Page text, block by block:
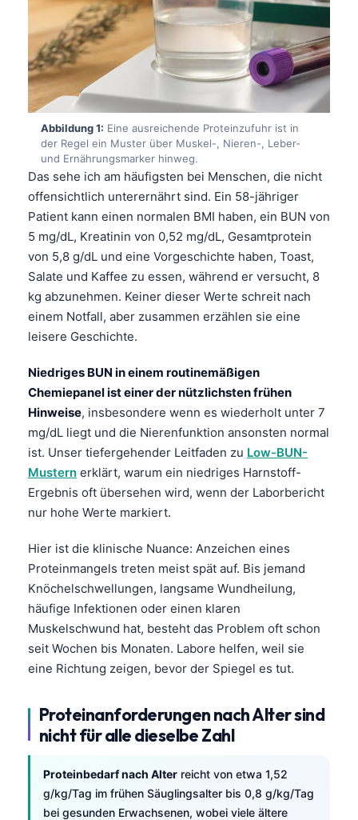
Abbildung 1: Eine ausreichende Proteinzufuhr ist in
der Regel ein Muster über Muskel-, Nieren-, Leber-
und Ernährungsmarker hinweg.
Das sehe ich am häufigsten bei Menschen, die nicht
offensichtlich unterernährt sind. Ein 58-jähriger
Patient kann einen normalen BMI haben, ein BUN von
5 mg/dL, Kreatinin von 0,52 mg/dL, Gesamtprotein
von 5,8 g/dL und eine Vorgeschichte haben, Toast,
Salate und Kaffee zu essen, während er versucht, 8
kg abzunehmen. Keiner dieser Werte schreit nach
einem Notfall, aber zusammen erzählen sie eine
leisere Geschichte.
Niedriges BUN in einem routinemäßigen
Chemiepanel ist einer der nützlichsten frühen
Hinweise, insbesondere wenn es wiederholt unter 7
mg/dL liegt und die Nierenfunktion ansonsten normal
ist. Unser tiefergehender Leitfaden zu Low-BUN-
Mustern erklärt, warum ein niedriges Harnstoff-
Ergebnis oft übersehen wird, wenn der Laborbericht
nur hohe Werte markiert.
Hier ist die klinische Nuance: Anzeichen eines
Proteinmangels treten meist spät auf. Bis jemand
Knöchelschwellungen, langsame Wundheilung,
häufige Infektionen oder einen klaren
Muskelschwund hat, besteht das Problem oft schon
seit Wochen bis Monaten. Labore helfen, weil sie
eine Richtung zeigen, bevor der Spiegel es tut.
Proteinanforderungen nach Alter sind
nicht für alle dieselbe Zahl
Proteinbedarf nach Alter reicht von etwa 1,52
g/kg/Tag im frühen Säuglingsalter bis 0,8 g/kg/Tag
bei gesunden Erwachsenen, wobei viele ältere